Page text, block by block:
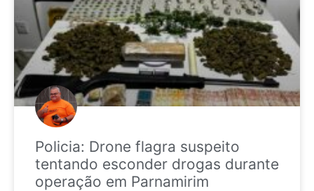
Policia: Drone flagra suspeito
tentando esconder drogas durante
operação em Parnamirim